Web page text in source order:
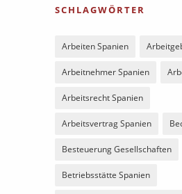
SCHLAGWÖRTER
Arbeiten Spanien
Arbeitnehmer Spanien
Arbeitsrecht Spanien
Arbeitsvertrag Spanien
Besteuerung Gesellschaften
Betriebsstätte Spanien